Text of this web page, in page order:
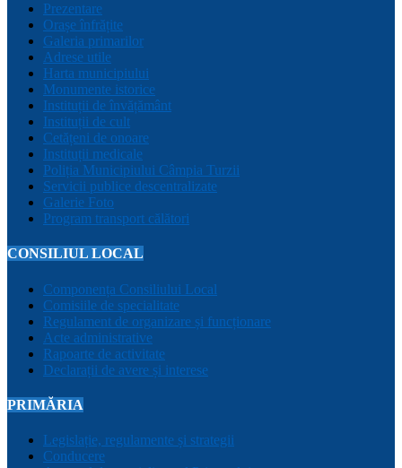
Prezentare
Orașe înfrățite
Galeria primarilor
Adrese utile
Harta municipiului
Monumente istorice
Instituții de învățământ
Instituții de cult
Cetățeni de onoare
Instituții medicale
Poliția Municipiului Câmpia Turzii
Servicii publice descentralizate
Galerie Foto
Program transport călători
CONSILIUL LOCAL
Componența Consiliului Local
Comisiile de specialitate
Regulament de organizare și funcționare
Acte administrative
Rapoarte de activitate
Declarații de avere și interese
PRIMĂRIA
Legislație, regulamente și strategii
Conducere